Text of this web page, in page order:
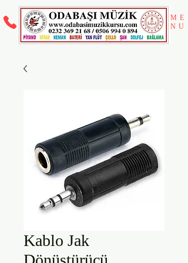
ME
NU
Kablo Jak